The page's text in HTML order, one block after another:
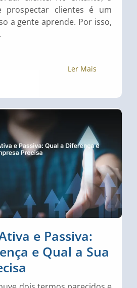
prospectar clientes é um
a gente aprende. Por isso,
Ler Mais
e Passiva:
e Qual a Sua